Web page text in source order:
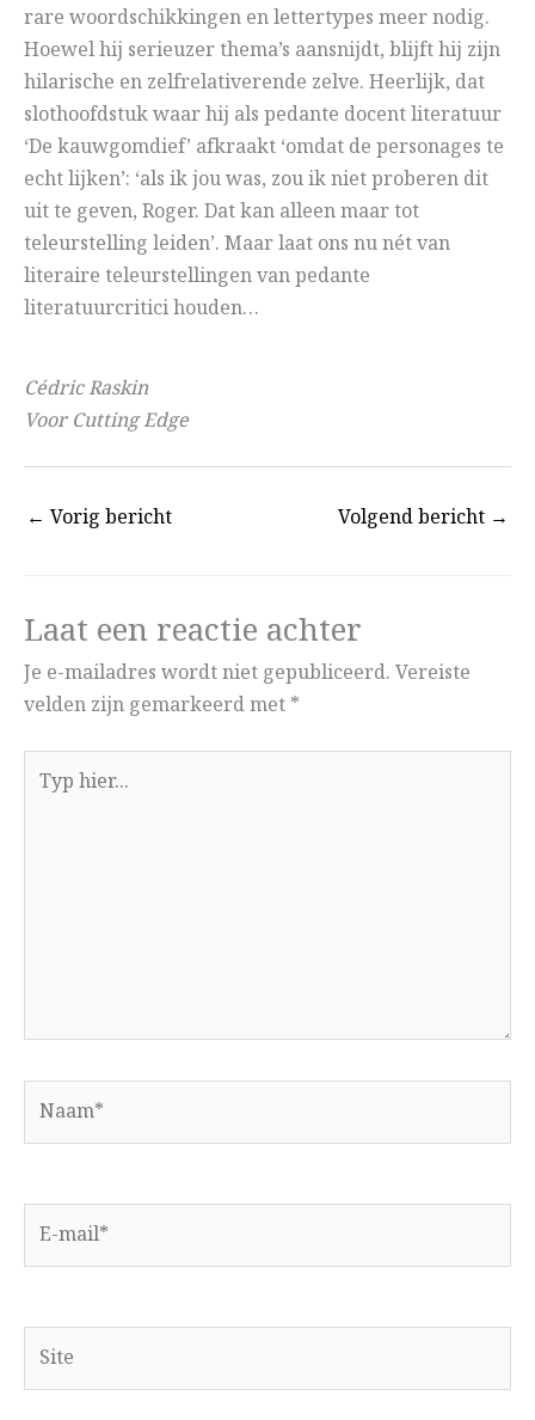
rare woordschikkingen en lettertypes meer nodig.
Hoewel hij serieuzer thema’s aansnijdt, blijft hij zijn
hilarische en zelfrelativerende zelve. Heerlijk, dat
slothoofdstuk waar hij als pedante docent literatuur
‘De kauwgomdief’ afkraakt ‘omdat de personages te
echt lijken’: ‘als ik jou was, zou ik niet proberen dit
uit te geven, Roger. Dat kan alleen maar tot
teleurstelling leiden’. Maar laat ons nu nét van
literaire teleurstellingen van pedante
literatuurcritici houden…
Cédric Raskin
Voor Cutting Edge
← Vorig bericht Volgend bericht →
Laat een reactie achter
Je e-mailadres wordt niet gepubliceerd. Vereiste
velden zijn gemarkeerd met *
hier...
mail*
Site